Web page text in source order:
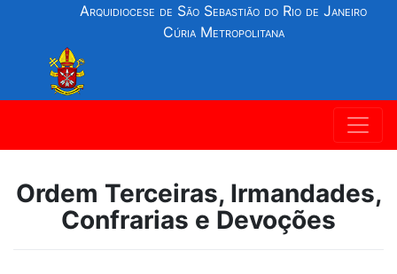
Arquidiocese de São Sebastião do Rio de Janeiro
Cúria Metropolitana
Ordem Terceiras, Irmandades,
Confrarias e Devoções